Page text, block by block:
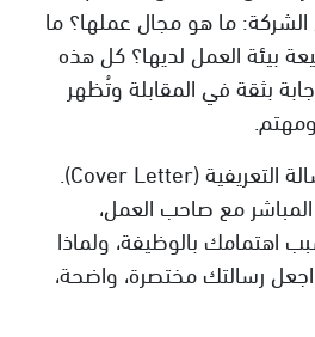
ما هو مجال عملها؟ ما
بيئة العمل لديها؟ كل هذه
بثقة في المقابلة وتُظهر
رابعًا، لا تنسَ أهمية الرسالة التعريفية (Cover Letter).
مع صاحب العمل،
بالوظيفة، ولماذا
رسالتك مختصرة، واضحة،